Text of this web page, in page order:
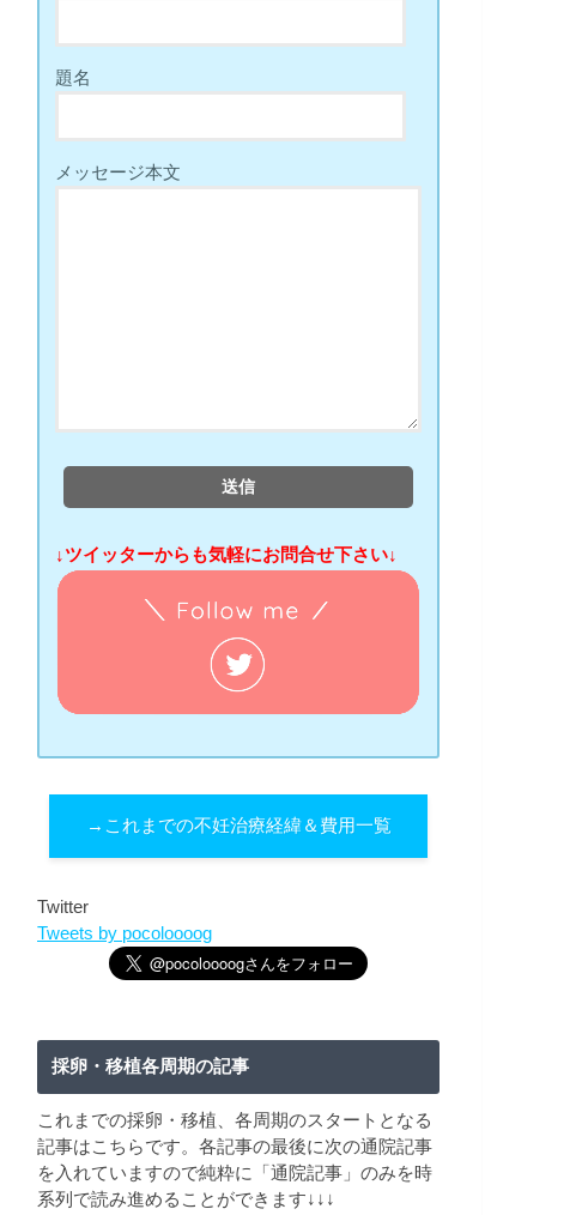
題名
メッセージ本文
↓ツイッターからも気軽にお問合せ下さい↓
→これまでの不妊治療経緯＆費用一覧
Twitter
Tweets by pocoloooog
採卵・移植各周期の記事
これまでの採卵・移植、各周期のスタートとなる
記事はこちらです。各記事の最後に次の通院記事
を入れていますので純粋に「通院記事」のみを時
系列で読み進めることができます↓↓↓